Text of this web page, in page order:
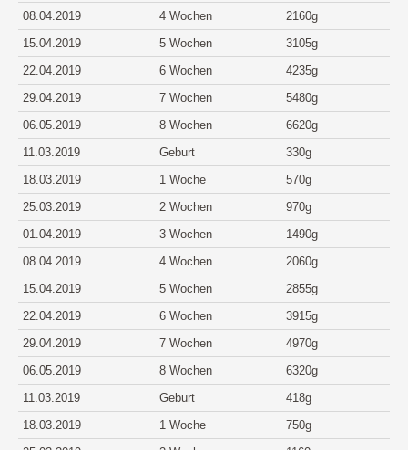
08.04.2019
4 Wochen
2160g
15.04.2019
5 Wochen
3105g
22.04.2019
6 Wochen
4235g
29.04.2019
7 Wochen
5480g
06.05.2019
8 Wochen
6620g
11.03.2019
Geburt
330g
18.03.2019
1 Woche
570g
25.03.2019
2 Wochen
970g
01.04.2019
3 Wochen
1490g
08.04.2019
4 Wochen
2060g
15.04.2019
5 Wochen
2855g
22.04.2019
6 Wochen
3915g
29.04.2019
7 Wochen
4970g
06.05.2019
8 Wochen
6320g
11.03.2019
Geburt
418g
18.03.2019
1 Woche
750g